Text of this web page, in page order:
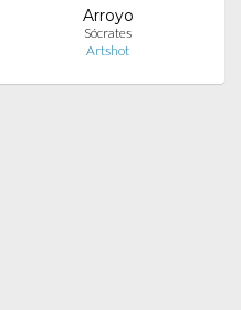
Arroyo
Sócrates
Artshot